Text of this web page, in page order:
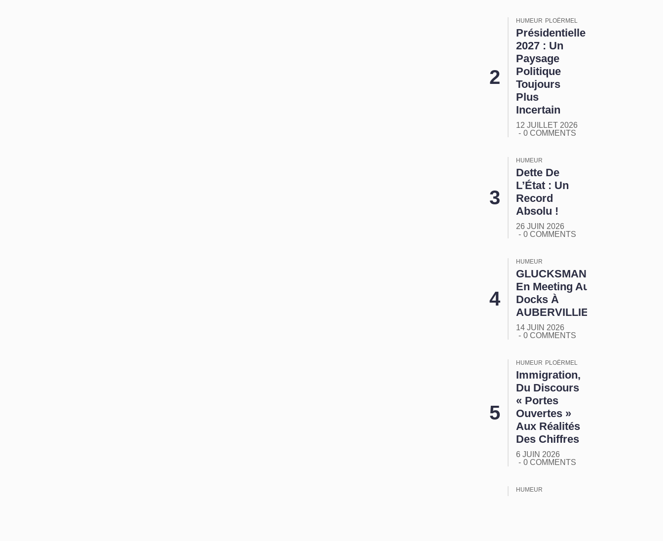
HUMEUR PLOËRMEL
Présidentielle
2027 : Un
Paysage
Politique
Toujours
Plus
Incertain
12 JUILLET 2026
0 COMMENTS
HUMEUR
Dette De
L’État : Un
Record
Absolu !
26 JUIN 2026
0 COMMENTS
HUMEUR
GLUCKSMANN
En Meeting Aux
Docks À
AUBERVILLIERS
14 JUIN 2026
0 COMMENTS
HUMEUR PLOËRMEL
Immigration,
Du Discours
« Portes
Ouvertes »
Aux Réalités
Des Chiffres
6 JUIN 2026
0 COMMENTS
HUMEUR